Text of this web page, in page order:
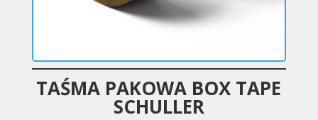
TAŚMA PAKOWA BOX TAPE
SCHULLER